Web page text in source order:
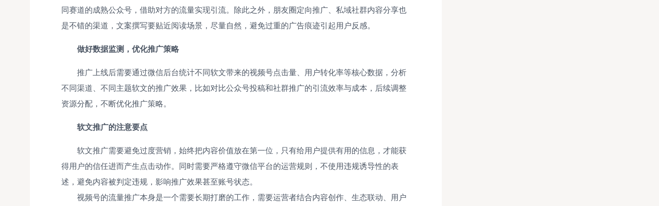
同赛道的成熟公众号，借助对方的流量实现引流。除此之外，朋友圈定向推广、私域社群内容分享也
是不错的渠道，文案撰写要贴近阅读场景，尽量自然，避免过重的广告痕迹引起用户反感。
做好数据监测，优化推广策略
推广上线后需要通过微信后台统计不同软文带来的视频号点击量、用户转化率等核心数据，分析
不同渠道、不同主题软文的推广效果，比如对比公众号投稿和社群推广的引流效率与成本，后续调整
资源分配，不断优化推广策略。
软文推广的注意要点
软文推广需要避免过度营销，始终把内容价值放在第一位，只有给用户提供有用的信息，才能获
得用户的信任进而产生点击动作。同时需要严格遵守微信平台的运营规则，不使用违规诱导性的表
述，避免内容被判定违规，影响推广效果甚至账号状态。
视频号的流量推广本身是一个需要长期打磨的工作，需要运营者结合内容创作、生态联动、用户